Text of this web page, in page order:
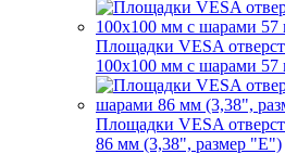
Площадки VESA
100x100 мм с шарами
Площадки VESA
86 мм (3,38", размер "E")